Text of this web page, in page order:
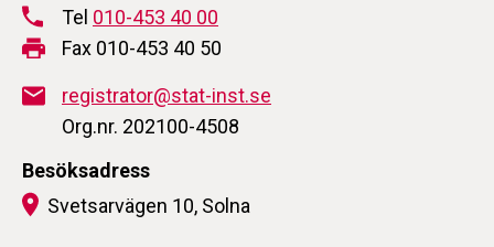
Tel 010-453 40 00
Fax 010-453 40 50
registrator@stat-inst.se
Org.nr. 202100-4508
Besöksadress
Svetsarvägen 10, Solna